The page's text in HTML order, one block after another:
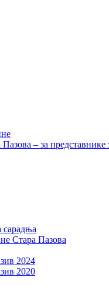
– за представнике
Стара Пазова
2024
2020